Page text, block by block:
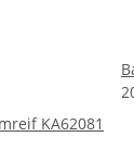
KA62081